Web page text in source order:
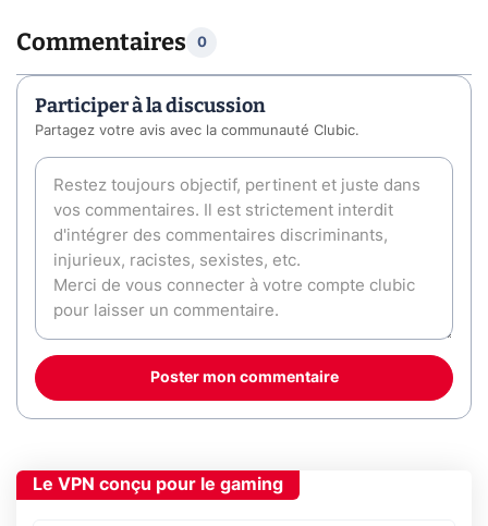
Commentaires 0
Participer à la discussion
Partagez votre avis avec la communauté Clubic.
Poster mon commentaire
Le VPN conçu pour le gaming